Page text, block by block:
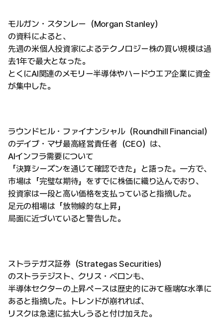
モルガン・スタンレー（Morgan Stanley）
の資料によると、
先週の米個人投資家によるテクノロジー株の買い規模は過
去1年で最大となった。
とくにAI関連のメモリー半導体やハードウエア企業に資金
が集中した。
ラウンドヒル・ファイナンシャル（Roundhill Financial）
のデイブ・マザ最高経営責任者（CEO）は、
AIインフラ需要について
「決算シーズンを通じて確認できた」と語った。一方で、
市場は「完璧な期待」をすでに株価に織り込んでおり、
投資家は一段と高い価格を支払っていると指摘した。
足元の相場は「放物線的な上昇」
局面に近づいていると警告した。
ストラテガス証券（Strategas Securities）
のストラテジスト、クリス・ベロンも、
半導体セクターの上昇ペースは歴史的にみて極端な水準に
あると指摘した。トレンドが崩れれば、
リスクは急速に拡大しうると付け加えた。